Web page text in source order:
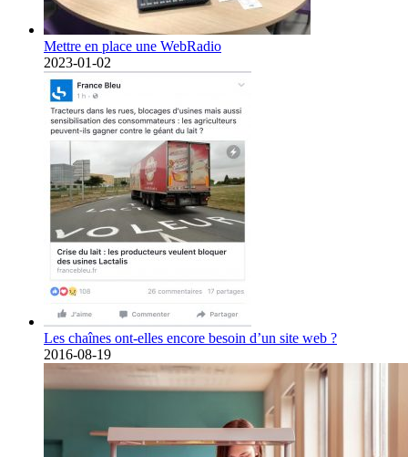
Mettre en place une WebRadio
2023-01-02
Les chaînes ont-elles encore besoin d’un site web ?
2016-08-19